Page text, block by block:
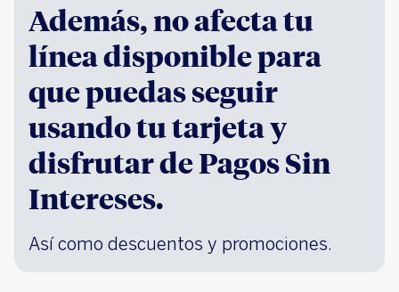
Además, no afecta tu
línea disponible para
que puedas seguir
usando tu tarjeta y
disfrutar de Pagos Sin
Intereses.
Así como descuentos y promociones.